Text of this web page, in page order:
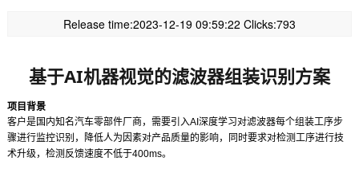
Release time:2023-12-19 09:59:22 Clicks:793
基于AI机器视觉的滤波器组装识别方案
项目背景
客户是国内知名汽车零部件厂商，需要引入AI深度学习对滤波器每个组装工序步
骤进行监控识别，降低人为因素对产品质量的影响，同时要求对检测工序进行技
术升级，检测反馈速度不低于400ms。